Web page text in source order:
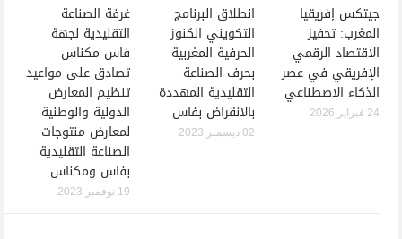
جيتكس إفريقيا
المغرب: تحفيز
الاقتصاد الرقمي
الإفريقي في عصر
الذكاء الاصطناعي
24 فبراير 2026
انطلاق البرنامج
التكويني الكنوز
الحرفية المغربية
بحرف الصناعة
التقليدية المهددة
بالانقراض بفاس
02 ديسمبر 2023
غرفة الصناعة
التقليدية لجهة
فاس مكناس
تصادق على مواعيد
تنظيم المعارض
الدولية والوطنية
لمعارض منتوجات
الصناعة التقليدية
بفاس ومكناس
19 نوفمبر 2023